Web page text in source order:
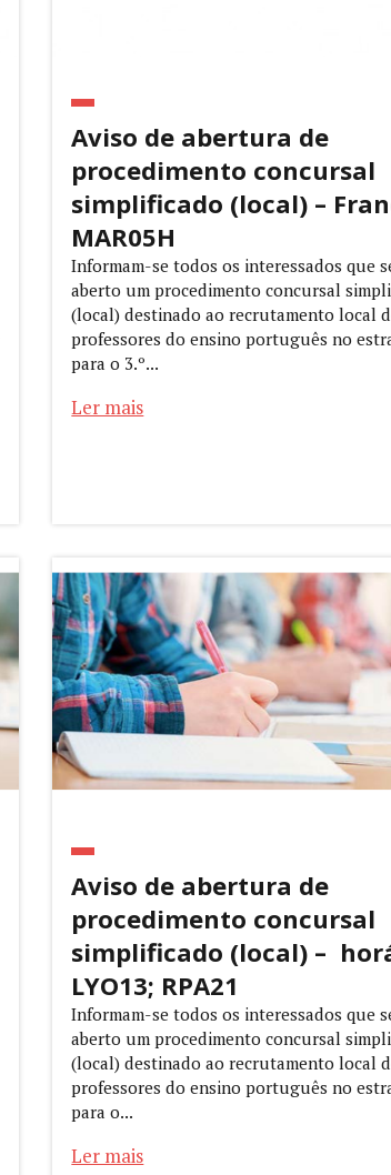
Aviso de abertura de
procedimento concursal
simplificado (local) –
MAR05H
Informam-se todos os interessados que
aberto um procedimento concursal
(local) destinado ao recrutamento local
professores do ensino português no
para o 3.º...
Ler mais
Aviso de abertura de
procedimento concursal
simplificado (local) –
LYO13; RPA21
Informam-se todos os interessados que
aberto um procedimento concursal
(local) destinado ao recrutamento local
professores do ensino português no
para o...
Ler mais